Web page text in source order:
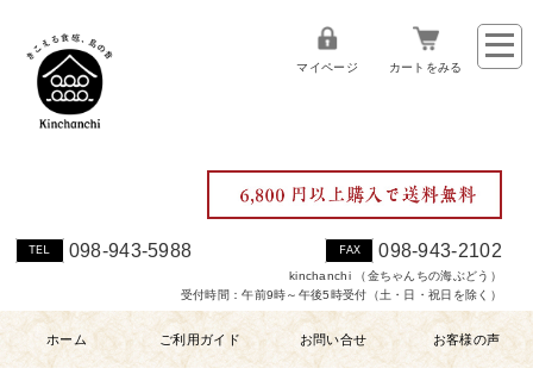
TEL 098-943-5988 FAX 098-943-2102
kinchanchi （金ちゃんちの海ぶどう）
受付時間：午前9時～午後5時受付（土・日・祝日を除く）
マイページ カートをみる
ホーム ご利用ガイド お問い合せ お客様の声